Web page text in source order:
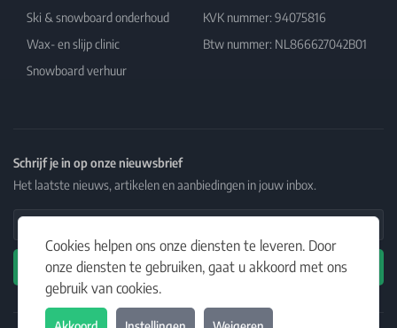
Cookies helpen ons onze diensten te leveren. Door
onze diensten te gebruiken, gaat u akkoord met ons
gebruik van cookies.
Ski & snowboard onderhoud
Wax- en slijp clinic
Snowboard verhuur
KVK nummer: 94075816
Btw nummer: NL866627042B01
Schrijf je in op onze nieuwsbrief
Het laatste nieuws, artikelen en aanbiedingen in jouw inbox.
Email Address
Abonneren